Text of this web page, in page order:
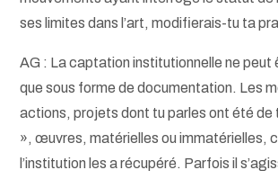
ses limites dans l’art, modifierais-tu ta
AG : La captation institutionnelle ne peut
que sous forme de documentation. Les
actions, projets dont tu parles ont été de
», œuvres, matérielles ou immatérielles,
l’institution les a récupéré. Parfois il